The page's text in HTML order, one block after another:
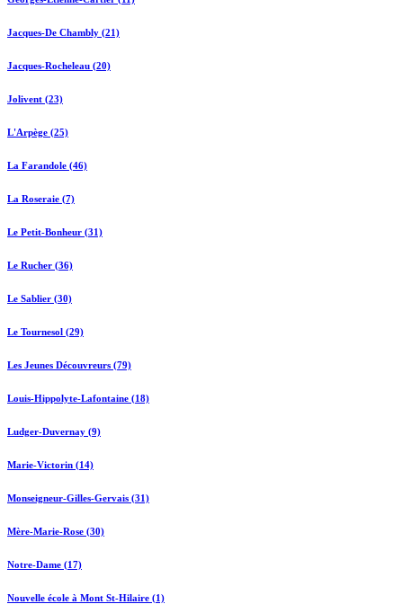
Jacques-De Chambly (21)
Jacques-Rocheleau (20)
Jolivent (23)
L'Arpège (25)
La Farandole (46)
La Roseraie (7)
Le Petit-Bonheur (31)
Le Rucher (36)
Le Sablier (30)
Le Tournesol (29)
Les Jeunes Découvreurs (79)
Louis-Hippolyte-Lafontaine (18)
Ludger-Duvernay (9)
Marie-Victorin (14)
Monseigneur-Gilles-Gervais (31)
Mère-Marie-Rose (30)
Notre-Dame (17)
Nouvelle école à Mont St-Hilaire (1)